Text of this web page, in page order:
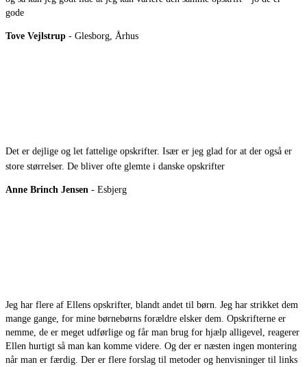
gode
Tove Vejlstrup - Glesborg, Århus
Det er dejlige og let fattelige opskrifter. Især er jeg glad for at der også er
store størrelser. De bliver ofte glemte i danske opskrifter
Anne Brinch Jensen - Esbjerg
Jeg har flere af Ellens opskrifter, blandt andet til børn. Jeg har strikket dem
mange gange, for mine børnebørns forældre elsker dem. Opskrifterne er
nemme, de er meget udførlige og får man brug for hjælp alligevel, reagerer
Ellen hurtigt så man kan komme videre. Og der er næsten ingen montering
når man er færdig. Der er flere forslag til metoder og henvisninger til links